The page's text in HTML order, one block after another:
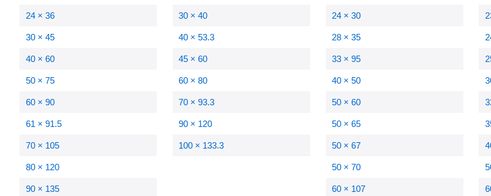
24 × 36
30 × 45
40 × 60
50 × 75
60 × 90
61 × 91.5
70 × 105
80 × 120
90 × 135
30 × 40
40 × 53.3
45 × 60
60 × 80
70 × 93.3
90 × 120
100 × 133.3
24 × 30
28 × 35
33 × 95
40 × 50
50 × 60
50 × 65
50 × 67
50 × 70
60 × 107